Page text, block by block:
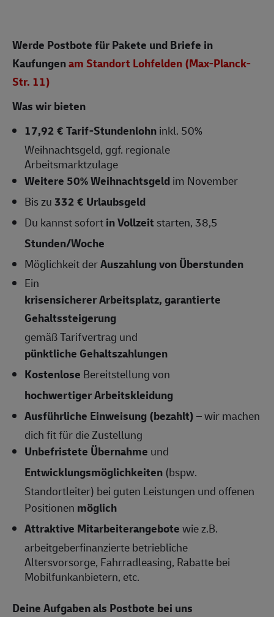
Werde Postbote für Pakete und Briefe in
Kaufungenam Standort Lohfelden (Max-Planck-
Str. 11)
Was wir bieten
17,92 € Tarif-Stundenlohninkl. 50%
Weihnachtsgeld, ggf. regionale
Arbeitsmarktzulage
Weitere 50% Weihnachtsgeldim November
Bis zu332 € Urlaubsgeld
Du kannst sofortin Vollzeit starten, 38,5
Stunden/Woche
Möglichkeit derAuszahlung von Überstunden
Ein
krisensicherer Arbeitsplatz, garantierte
Gehaltssteigerung
gemäß Tarifvertrag und
pünktliche Gehaltszahlungen
Kostenlose Bereitstellung von
hochwertiger Arbeitskleidung
Ausführliche Einweisung (bezahlt)– wir machen
dich fit für die Zustellung
Unbefristete Übernahme und
Entwicklungsmöglichkeiten (bspw.
Standortleiter) bei guten Leistungen und offenen
Positionen möglich
Attraktive Mitarbeiterangebotewie z.B.
arbeitgeberfinanzierte betriebliche
Altersvorsorge, Fahrradleasing, Rabatte bei
Mobilfunkanbietern, etc.
Deine Aufgaben als Postbote bei uns